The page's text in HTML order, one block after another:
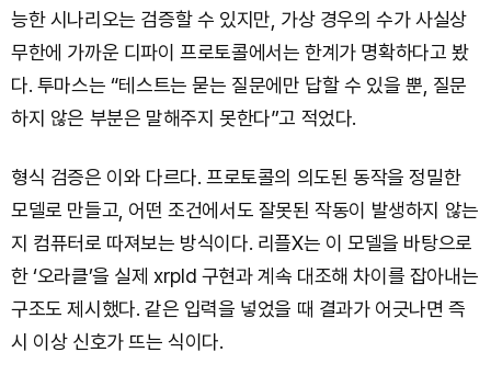
능한 시나리오는 검증할 수 있지만, 가상 경우의 수가 사실상
무한에 가까운 디파이 프로토콜에서는 한계가 명확하다고 봤
다. 투마스는 “테스트는 묻는 질문에만 답할 수 있을 뿐, 질문
하지 않은 부분은 말해주지 못한다”고 적었다.
형식 검증은 이와 다르다. 프로토콜의 의도된 동작을 정밀한
모델로 만들고, 어떤 조건에서도 잘못된 작동이 발생하지 않는
지 컴퓨터로 따져보는 방식이다. 리플X는 이 모델을 바탕으로
한 ‘오라클’을 실제 xrpld 구현과 계속 대조해 차이를 잡아내는
구조도 제시했다. 같은 입력을 넣었을 때 결과가 어긋나면 즉
시 이상 신호가 뜨는 식이다.